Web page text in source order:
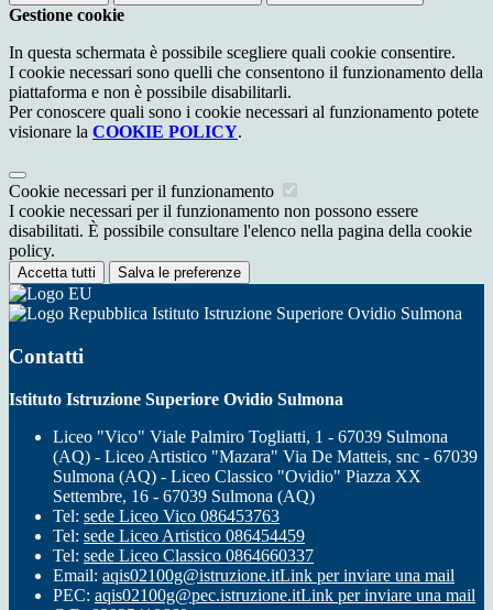
Gestione cookie
In questa schermata è possibile scegliere quali cookie consentire.
I cookie necessari sono quelli che consentono il funzionamento della
piattaforma e non è possibile disabilitarli.
Per conoscere quali sono i cookie necessari al funzionamento potete
visionare la COOKIE POLICY.
Cookie necessari per il funzionamento
I cookie necessari per il funzionamento non possono essere
disabilitati. È possibile consultare l'elenco nella pagina della cookie
policy.
Accetta tutti Salva le preferenze
Istituto Istruzione Superiore Ovidio Sulmona
Contatti
Istituto Istruzione Superiore Ovidio Sulmona
Liceo "Vico" Viale Palmiro Togliatti, 1 - 67039 Sulmona
(AQ) - Liceo Artistico "Mazara" Via De Matteis, snc - 67039
Sulmona (AQ) - Liceo Classico "Ovidio" Piazza XX
Settembre, 16 - 67039 Sulmona (AQ)
Tel: sede Liceo Vico 086453763
Tel: sede Liceo Artistico 086454459
Tel: sede Liceo Classico 0864660337
Email: aqis02100g@istruzione.itLink per inviare una mail
PEC: aqis02100g@pec.istruzione.itLink per inviare una mail